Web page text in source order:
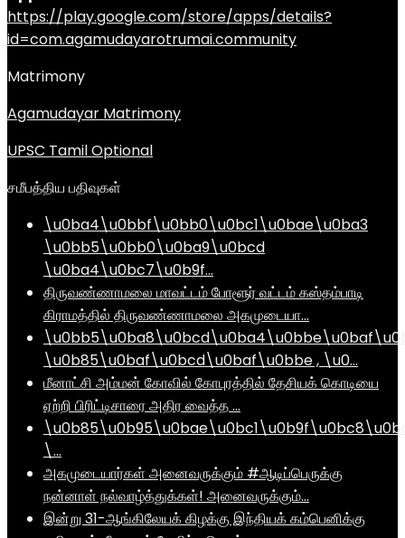
https://play.google.com/store/apps/details?
id=com.agamudayarotrumai.community
Matrimony
Agamudayar Matrimony
UPSC Tamil Optional
சமீபத்திய பதிவுகள்
\u0ba4\u0bbf\u0bb0\u0bc1\u0bae\u0ba3
\u0bb5\u0bb0\u0ba9\u0bcd
\u0ba4\u0bc7\u0b9f…
திருவண்ணாமலை மாவட்டம் போளூர் வட்டம் கஸ்தம்பாடி
கிராமத்தில் திருவண்ணாமலை அகமுடையா…
\u0b85\u0baf\u0bcd\u0baf\u0bbe , \u0…
மீனாட்சி அம்மன் கோவில் கோபுரத்தில் தேசியக் கொடியை
ஏற்றி பிரிட்டிசாரை அதிர வைத்த …
\…
அகமுடையார்கள் அனைவருக்கும் #ஆடிப்பெருக்கு
நன்னாள் நல்வாழ்த்துக்கள்! அனைவருக்கும்…
இன்று 31-ஆங்கிலேயக் கிழக்கு இந்தியக் கம்பெனிக்கு